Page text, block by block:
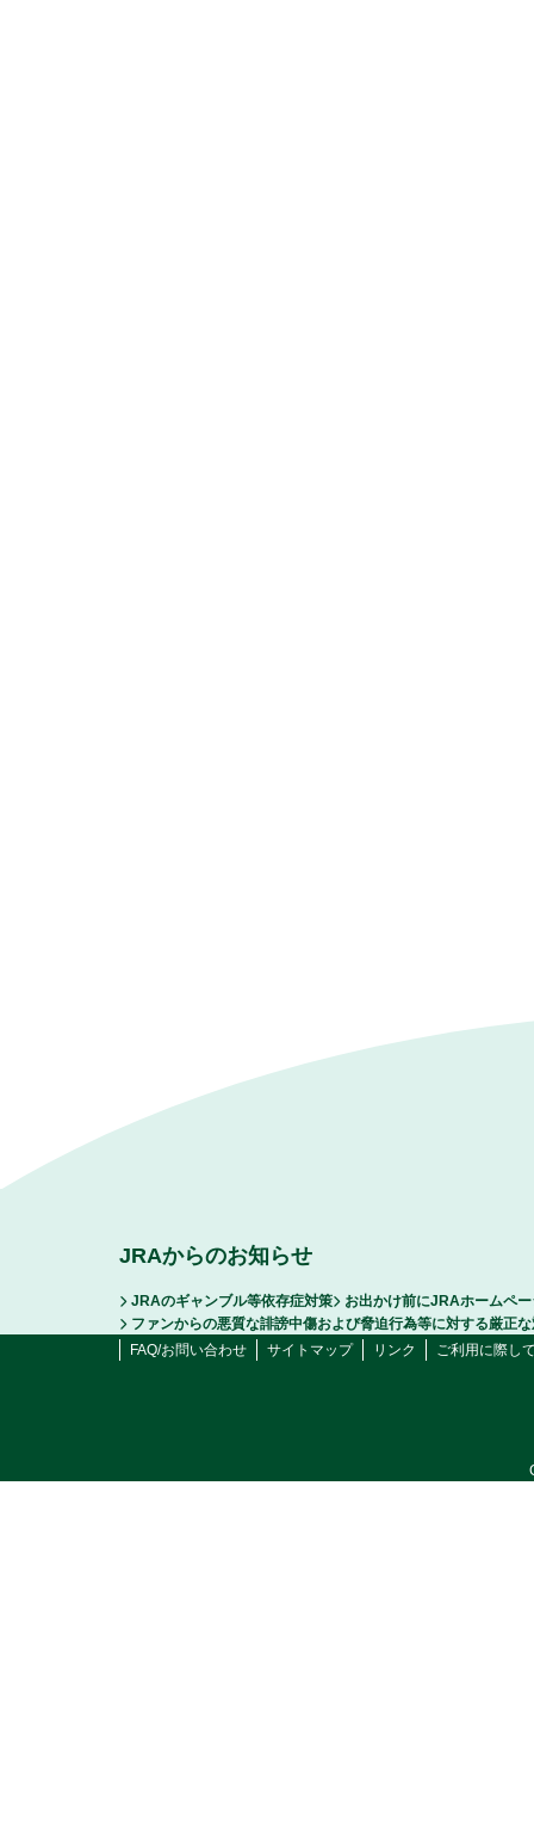
JRAからのお知らせ
JRAのギャンブル等依存症対策
お出かけ前にJRAホームペ
ファンからの悪質な誹謗中傷および脅迫行為等に対する厳正
FAQ/お問い合わせ
サイトマップ リンク ご利用に際し